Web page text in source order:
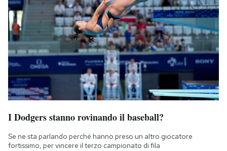
I Dodgers stanno rovinando il baseball?
Se ne sta parlando perché hanno preso un altro giocatore
fortissimo, per vincere il terzo campionato di fila